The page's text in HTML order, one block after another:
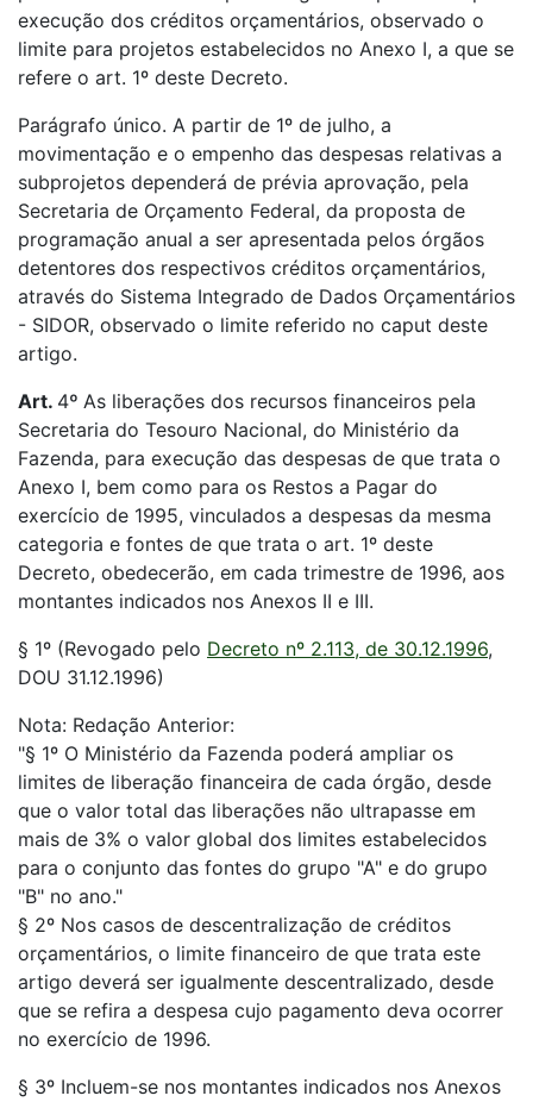
execução dos créditos orçamentários, observado o
limite para projetos estabelecidos no Anexo I, a que se
refere o art. 1º deste Decreto.
Parágrafo único. A partir de 1º de julho, a
movimentação e o empenho das despesas relativas a
subprojetos dependerá de prévia aprovação, pela
Secretaria de Orçamento Federal, da proposta de
programação anual a ser apresentada pelos órgãos
detentores dos respectivos créditos orçamentários,
através do Sistema Integrado de Dados Orçamentários
- SIDOR, observado o limite referido no caput deste
artigo.
Art. 4º As liberações dos recursos financeiros pela
Secretaria do Tesouro Nacional, do Ministério da
Fazenda, para execução das despesas de que trata o
Anexo I, bem como para os Restos a Pagar do
exercício de 1995, vinculados a despesas da mesma
categoria e fontes de que trata o art. 1º deste
Decreto, obedecerão, em cada trimestre de 1996, aos
montantes indicados nos Anexos II e III.
§ 1º (Revogado pelo Decreto nº 2.113, de 30.12.1996,
DOU 31.12.1996)
Nota: Redação Anterior:
"§ 1º O Ministério da Fazenda poderá ampliar os
limites de liberação financeira de cada órgão, desde
que o valor total das liberações não ultrapasse em
mais de 3% o valor global dos limites estabelecidos
para o conjunto das fontes do grupo "A" e do grupo
"B" no ano."
§ 2º Nos casos de descentralização de créditos
orçamentários, o limite financeiro de que trata este
artigo deverá ser igualmente descentralizado, desde
que se refira a despesa cujo pagamento deva ocorrer
no exercício de 1996.
§ 3º Incluem-se nos montantes indicados nos Anexos